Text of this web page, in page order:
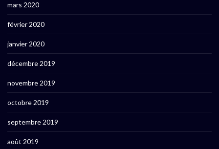
mars 2020
février 2020
janvier 2020
décembre 2019
novembre 2019
octobre 2019
septembre 2019
août 2019